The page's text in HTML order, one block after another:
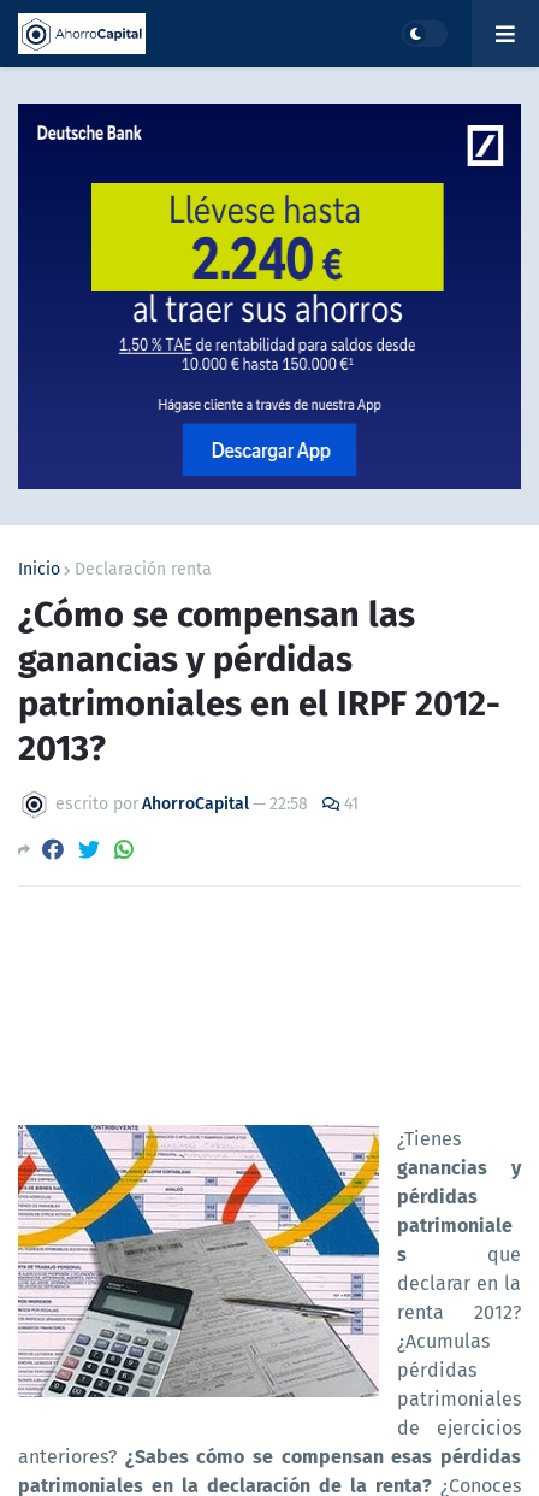
Inicio Declaración renta
¿Cómo se compensan las
ganancias y pérdidas
patrimoniales en el IRPF 2012-
2013?
escrito porAhorroCapital—22:58 41
¿Tienes
ganancias y
pérdidas
patrimoniale
s que
declarar en la
renta 2012?
¿Acumulas
pérdidas
patrimoniales
de ejercicios
anteriores? ¿Sabes cómo se compensan esas pérdidas
patrimoniales en la declaración de la renta? ¿Conoces